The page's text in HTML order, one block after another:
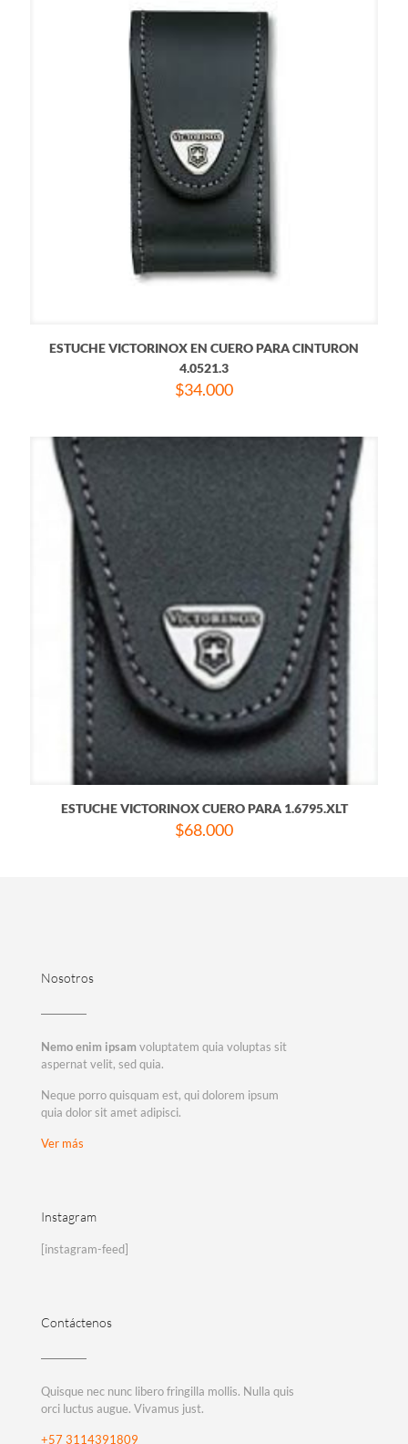
ESTUCHE VICTORINOX EN CUERO PARA CINTURON
4.0521.3
$34.000
ESTUCHE VICTORINOX CUERO PARA 1.6795.XLT
$68.000
Nosotros
Nemo enim ipsam voluptatem quia voluptas sit
aspernat velit, sed quia.
Neque porro quisquam est, qui dolorem ipsum
quia dolor sit amet adipisci.
Ver más
Instagram
[instagram-feed]
Contáctenos
Quisque nec nunc libero fringilla mollis. Nulla quis
orci luctus augue. Vivamus just.
+57 3114391809